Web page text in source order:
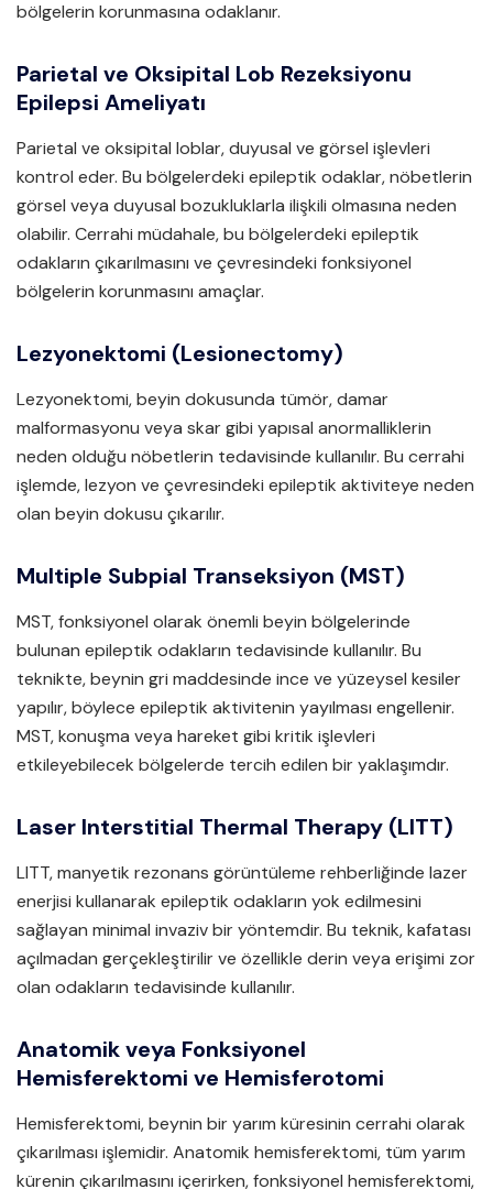
bölgelerin korunmasına odaklanır.
Parietal ve Oksipital Lob Rezeksiyonu
Epilepsi Ameliyatı
Parietal ve oksipital loblar, duyusal ve görsel işlevleri
kontrol eder. Bu bölgelerdeki epileptik odaklar, nöbetlerin
görsel veya duyusal bozukluklarla ilişkili olmasına neden
olabilir. Cerrahi müdahale, bu bölgelerdeki epileptik
odakların çıkarılmasını ve çevresindeki fonksiyonel
bölgelerin korunmasını amaçlar.
Lezyonektomi (Lesionectomy)
Lezyonektomi, beyin dokusunda tümör, damar
malformasyonu veya skar gibi yapısal anormalliklerin
neden olduğu nöbetlerin tedavisinde kullanılır. Bu cerrahi
işlemde, lezyon ve çevresindeki epileptik aktiviteye neden
olan beyin dokusu çıkarılır.
Multiple Subpial Transeksiyon (MST)
MST, fonksiyonel olarak önemli beyin bölgelerinde
bulunan epileptik odakların tedavisinde kullanılır. Bu
teknikte, beynin gri maddesinde ince ve yüzeysel kesiler
yapılır, böylece epileptik aktivitenin yayılması engellenir.
MST, konuşma veya hareket gibi kritik işlevleri
etkileyebilecek bölgelerde tercih edilen bir yaklaşımdır.
Laser Interstitial Thermal Therapy (LITT)
LITT, manyetik rezonans görüntüleme rehberliğinde lazer
enerjisi kullanarak epileptik odakların yok edilmesini
sağlayan minimal invaziv bir yöntemdir. Bu teknik, kafatası
açılmadan gerçekleştirilir ve özellikle derin veya erişimi zor
olan odakların tedavisinde kullanılır.
Anatomik veya Fonksiyonel
Hemisferektomi ve Hemisferotomi
Hemisferektomi, beynin bir yarım küresinin cerrahi olarak
çıkarılması işlemidir. Anatomik hemisferektomi, tüm yarım
kürenin çıkarılmasını içerirken, fonksiyonel hemisferektomi,